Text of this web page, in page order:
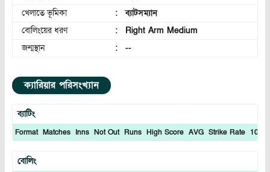
খেলাতে ভূমিকা
:
ব্যাটসম্যান
বোলিংয়ের ধরণ
:
Right Arm Medium
জন্মস্থান
: --
ক্যারিয়ার পরিসংখ্যান
ব্যাটিং
Format Matches Inns Not Out Runs High Score AVG Strike Rate 100S
বোলিং